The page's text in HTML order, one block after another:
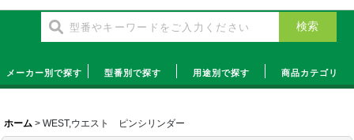
メーカー別で探す 型番別で探す 用途別で探す 商品カテゴリ
ホーム > WEST,ウエスト ピンシリンダー